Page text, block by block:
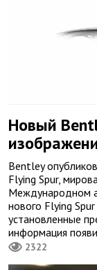
Новый
Bentley
Flying Spur,
Международном
нового Flying
установленные
информация
2322